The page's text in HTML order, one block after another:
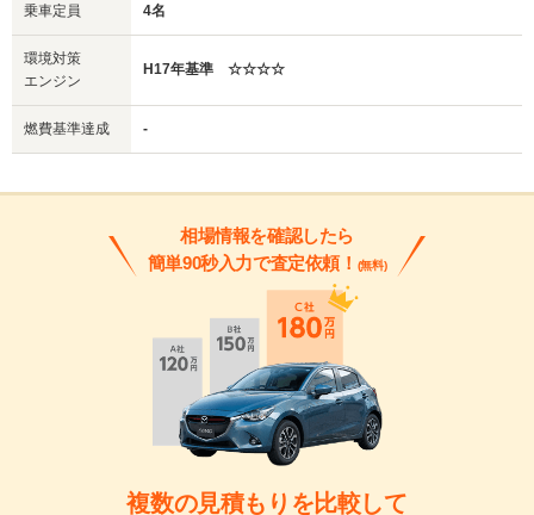
乗車定員 4名
環境対策
エンジン
H17年基準 ☆☆☆☆
燃費基準達成 -
相場情報を確認したら
簡単90秒入力で査定依頼！ (無料)
複数の見積もりを比較して